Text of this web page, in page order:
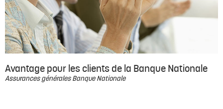
Avantage pour les clients de la Banque Nationale
Assurances générales Banque Nationale